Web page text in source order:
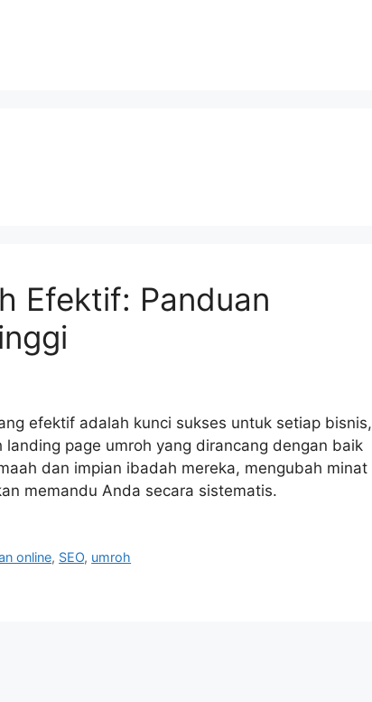
Efektif: Panduan
efektif adalah kunci sukses untuk setiap bisnis,
page umroh yang dirancang dengan baik
dan impian ibadah mereka, mengubah minat
memandu Anda secara sistematis.
online, SEO, umroh